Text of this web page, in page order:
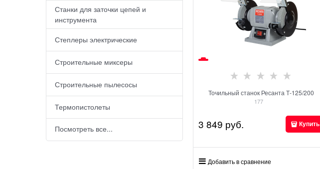
Станки для заточки цепей и
инструмента
Степлеры электрические
Строительные миксеры
Строительные пылесосы
Термопистолеты
Посмотреть все...
Точильный станок Ресанта Т-125/200
177
3 849 руб. Купить
Добавить в сравнение